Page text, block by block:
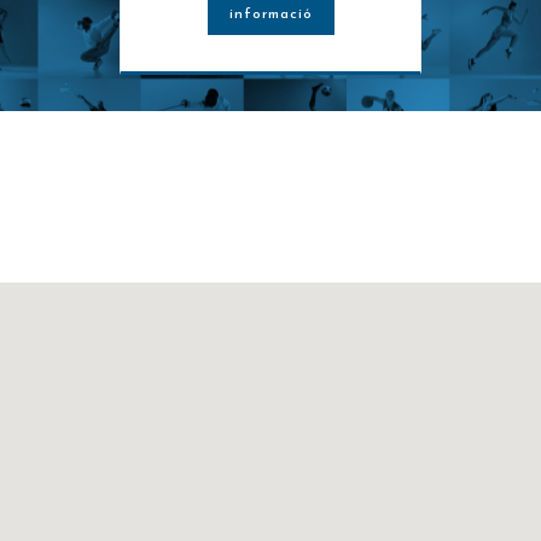
/ 11:05 GENÉRICA DE ACTIVIDADES COLECTIVAS
1
MONITOR : MONITOR/A
informació